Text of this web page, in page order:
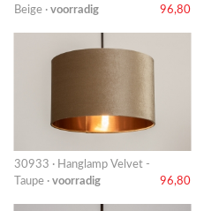
Beige · voorradig 96,80
30933 · Hanglamp Velvet -
Taupe · voorradig 96,80